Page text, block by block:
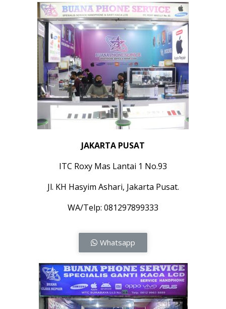
JAKARTA PUSAT
ITC Roxy Mas Lantai 1 No.93
Jl. KH Hasyim Ashari, Jakarta Pusat.
WA/Telp: 081297899333
Whatsapp